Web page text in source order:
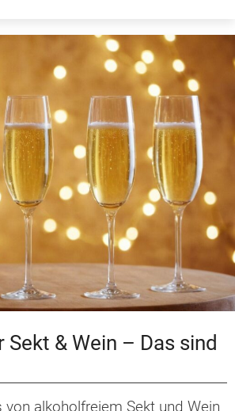
& Wein – Das sind
von alkoholfreiem Sekt und Wein